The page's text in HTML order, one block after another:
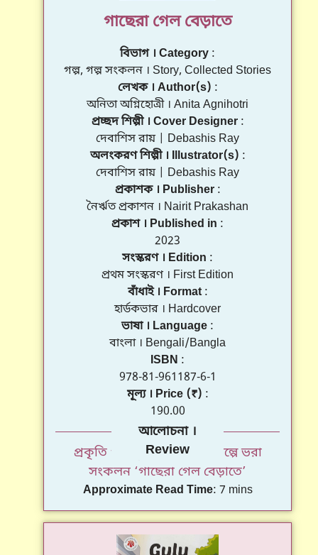
গাছেরা গেল বেড়াতে
বিভাগ । Category
গল্প, গল্প সংকলন । Story, Collected Stories
লেখক । Author(s)
অনিতা অগ্নিহোত্রী । Anita Agnihotri
প্রচ্ছদ শিল্পী । Cover Designer
দেবাশিস রায় | Debashis Ray
অলংকরণ শিল্পী । Illustrator(s)
দেবাশিস রায় | Debashis Ray
প্রকাশক । Publisher
নৈর্ঋত প্রকাশন । Nairit Prakashan
প্রকাশ । Published in
2023
সংস্করণ । Edition
প্রথম সংস্করণ । First Edition
বাঁধাই । Format
হার্ডকভার । Hardcover
ভাষা । Language
বাংলা । Bengali/Bangla
ISBN
978-81-961187-6-1
মূল্য । Price (₹)
190.00
প্রকৃতি ও মানুষের সম্পর্কের গল্পে ভরা
সংকলন ‘গাছেরা গেল বেড়াতে’
Approximate Read Time 7 mins